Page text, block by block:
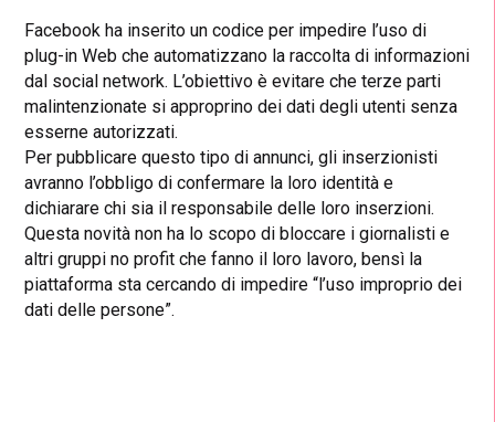
Facebook ha inserito un codice per impedire l’uso di
plug-in Web che automatizzano la raccolta di informazioni
dal social network. L’obiettivo è evitare che terze parti
malintenzionate si approprino dei dati degli utenti senza
esserne autorizzati.
Per pubblicare questo tipo di annunci, gli inserzionisti
avranno l’obbligo di confermare la loro identità e
dichiarare chi sia il responsabile delle loro inserzioni.
Questa novità non ha lo scopo di bloccare i giornalisti e
altri gruppi no profit che fanno il loro lavoro, bensì la
piattaforma sta cercando di impedire “l’uso improprio dei
dati delle persone”.